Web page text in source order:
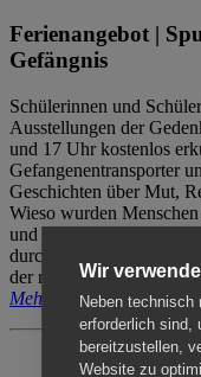
Ferienangebot |
Gefängnis
Schülerinnen und
Ausstellungen der
und 17 Uhr kostenlos
Gefangenentransporter
Geschichten über Mut,
Wieso wurden
und nach der Haft? Der
durch das
der reguläre Eintritt (8€ /
Mehr erfahren
Wir
Neben technisch
erforderlich sind,
bereitzustellen,
Website zu